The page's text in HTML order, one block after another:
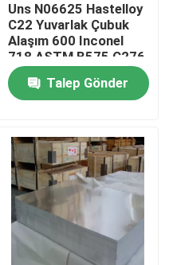
Uns N06625 Hastelloy
C22 Yuvarlak Çubuk
Alaşım 600 Inconel
718 ASTM B575 C276
C4 Hastelloy X B B2
B3
Talep Gönder